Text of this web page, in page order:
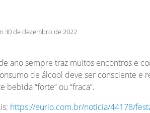
30 de dezembro de 2022
ano sempre traz muitos encontros e
de álcool deve ser consciente e
bebida “forte” ou “fraca”.
https://eurio.com.br/noticia/44178/